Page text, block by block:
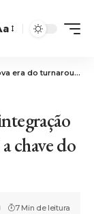
integração entre finanças e operações é a chave do sucesso empresarial
chave do
7 Min de leitura